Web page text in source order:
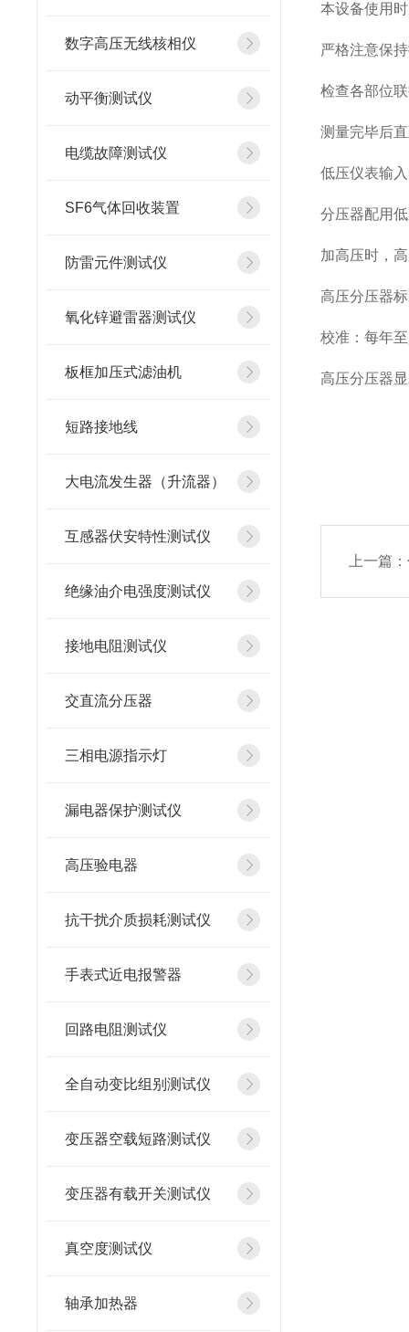
数字高压无线核相仪
动平衡测试仪
电缆故障测试仪
SF6气体回收装置
防雷元件测试仪
氧化锌避雷器测试仪
板框加压式滤油机
短路接地线
大电流发生器（升流器）
互感器伏安特性测试仪
绝缘油介电强度测试仪
接地电阻测试仪
交直流分压器
三相电源指示灯
漏电器保护测试仪
高压验电器
抗干扰介质损耗测试仪
手表式近电报警器
回路电阻测试仪
全自动变比组别测试仪
变压器空载短路测试仪
变压器有载开关测试仪
真空度测试仪
轴承加热器
本设备使用
严格注意保
检查各部位
测量完毕后
低压仪表输
分压器配用
加高压时，
高压分压器
校准：每年
高压分压器
上一篇：